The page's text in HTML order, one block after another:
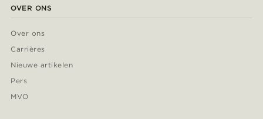
OVER ONS
Over ons
Carrières
Nieuwe artikelen
Pers
MVO